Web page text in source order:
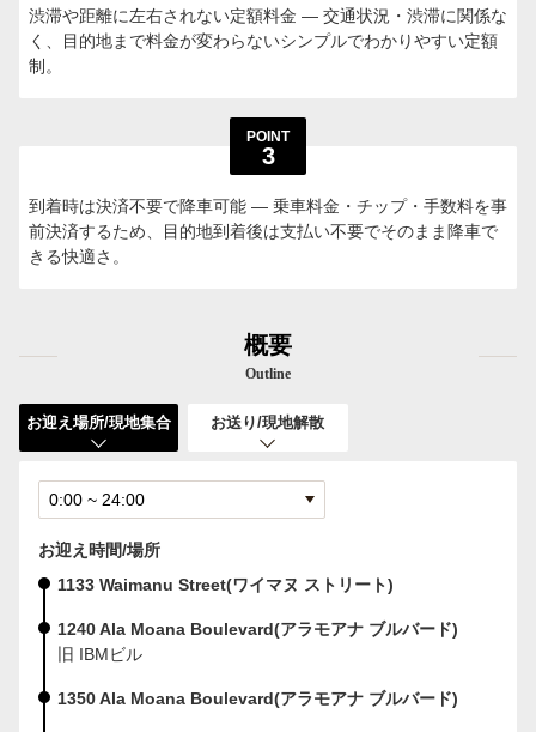
渋滞や距離に左右されない定額料金 — 交通状況・渋滞に関係な
く、目的地まで料金が変わらないシンプルでわかりやすい定額
制。
POINT
3
到着時は決済不要で降車可能 — 乗車料金・チップ・手数料を事
前決済するため、目的地到着後は支払い不要でそのまま降車で
きる快適さ。
概要
Outline
お迎え場所/現地集合 お送り/現地解散
お迎え時間/場所
1133 Waimanu Street(ワイマヌ ストリート)
1240 Ala Moana Boulevard(アラモアナ ブルバード)
旧 IBMビル
1350 Ala Moana Boulevard(アラモアナ ブルバード)